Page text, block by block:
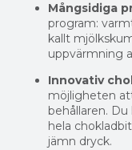
Mångsidiga
program:
kallt
uppvärmning
Innovativ
möjligheten
behållaren.
hela
jämn dryck.